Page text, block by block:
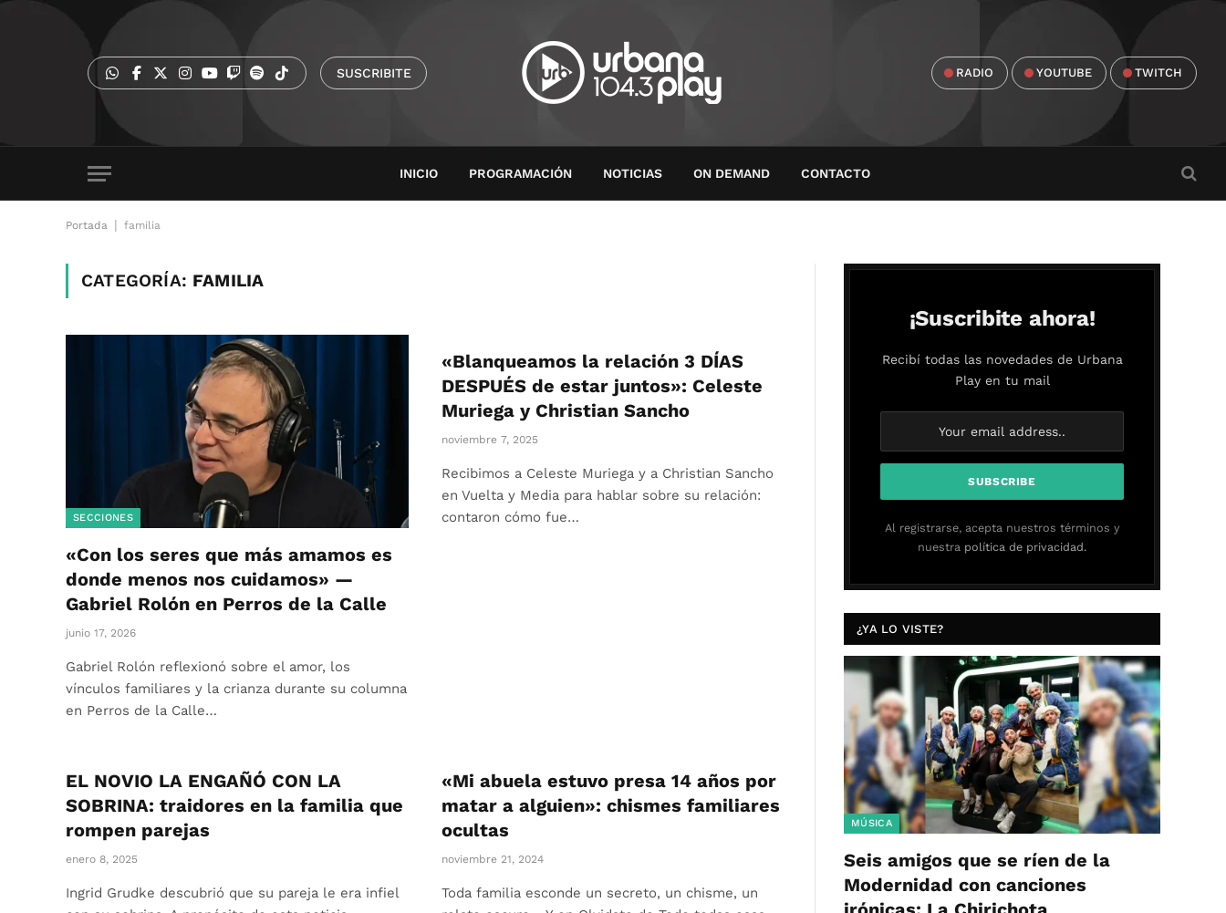
SUSCRIBITE RADIO YOUTUBE TWITCH
INICIO PROGRAMACIÓN NOTICIAS ON DEMAND CONTACTO
Portada familia
CATEGORÍA: FAMILIA
SECCIONES
«Con los seres que más amamos es
donde menos nos cuidamos» —
Gabriel Rolón en Perros de la Calle
junio 17, 2026
Gabriel Rolón reflexionó sobre el amor, los
vínculos familiares y la crianza durante su columna
en Perros de la Calle…
«Blanqueamos la relación 3 DÍAS
DESPUÉS de estar juntos»: Celeste
Muriega y Christian Sancho
noviembre 7, 2025
Recibimos a Celeste Muriega y a Christian Sancho
en Vuelta y Media para hablar sobre su relación:
contaron cómo fue…
EL NOVIO LA ENGAÑÓ CON LA
SOBRINA: traidores en la familia que
rompen parejas
enero 8, 2025
Ingrid Grudke descubrió que su pareja le era infiel
«Mi abuela estuvo presa 14 años por
matar a alguien»: chismes familiares
ocultas
noviembre 21, 2024
Toda familia esconde un secreto, un chisme, un
¡Suscribite ahora!
Recibí todas las novedades de Urbana
Play en tu mail
Al registrarse, acepta nuestros términos y
nuestra política de privacidad.
¿YA LO VISTE?
MÚSICA
Seis amigos que se ríen de la
Modernidad con canciones